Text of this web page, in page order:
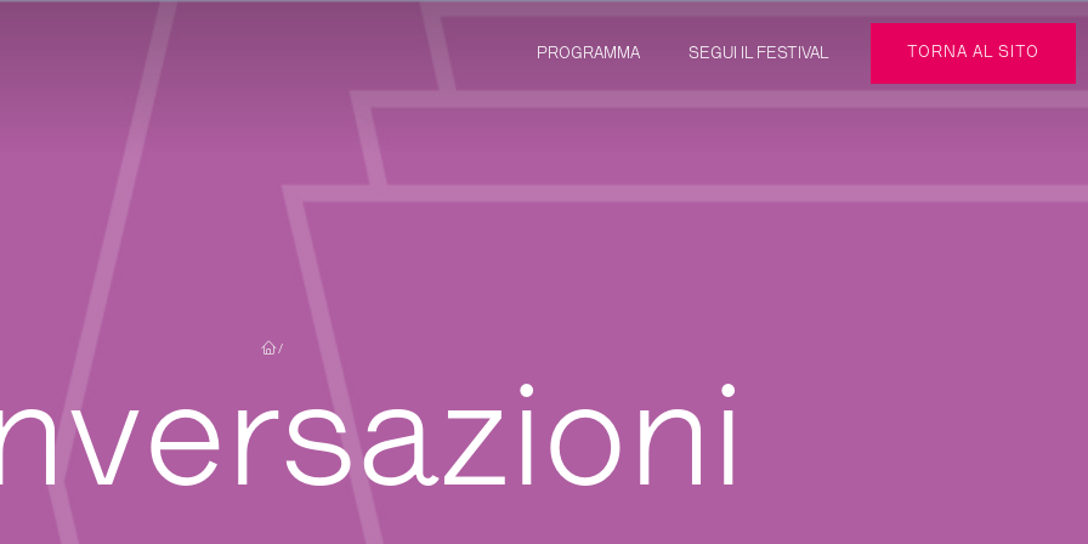
PROGRAMMA SEGUI IL FESTIVAL TORNA AL SITO
/